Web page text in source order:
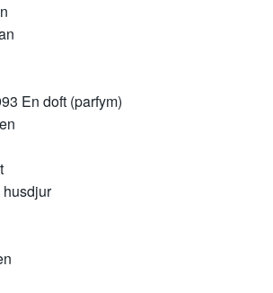
En doft (parfym)